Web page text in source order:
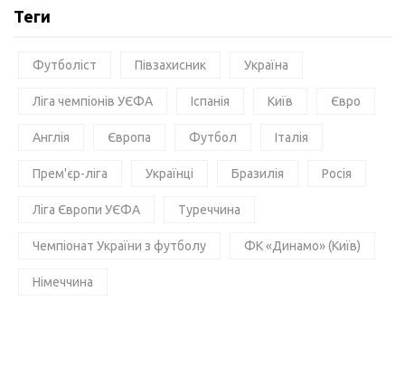
Теги
Футболіст Півзахисник Україна
Ліга чемпіонів УЄФА Іспанія Київ Євро
Англія Європа Футбол Італія
Прем'єр-ліга Українці Бразилія Росія
Ліга Європи УЄФА Туреччина
Чемпіонат України з футболу ФК «Динамо» (Київ)
Німеччина